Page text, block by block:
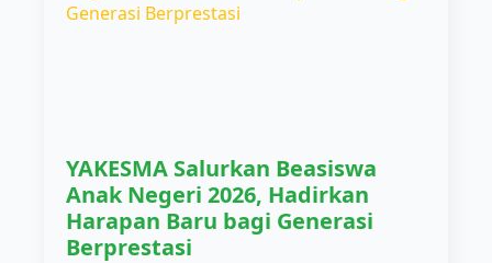
YAKESMA Salurkan Beasiswa
Anak Negeri 2026, Hadirkan
Harapan Baru bagi Generasi
Berprestasi